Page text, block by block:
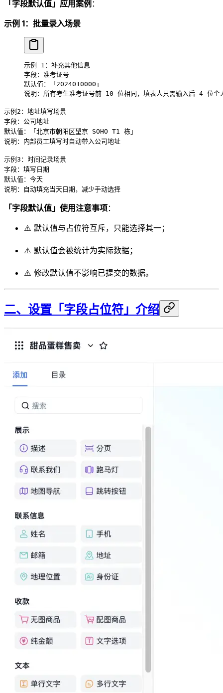
「字段默认值」应用案例 ：
示例 1：批量录入场景
示例 1：补充其他信息
字段：准考证号
默认值：「2024010000」
说明：所有考生准考证号前 10 位相同，填表人只需输入后 4 位个
示例2：地址填写场景
字段：公司地址
默认值：「北京市朝阳区望京 SOHO T1 栋」
说明：内部员工填写时自动带入公司地址
示例3：时间记录场景
字段：填写日期
默认值：今天
说明：自动填充当天日期，减少手动选择
「字段默认值」使用注意事项：
⚠️ 默认值与占位符互斥，只能选择其一；
⚠️ 默认值会被统计为实际数据；
⚠️ 修改默认值不影响已提交的数据。
二、设置「字段占位符」介绍